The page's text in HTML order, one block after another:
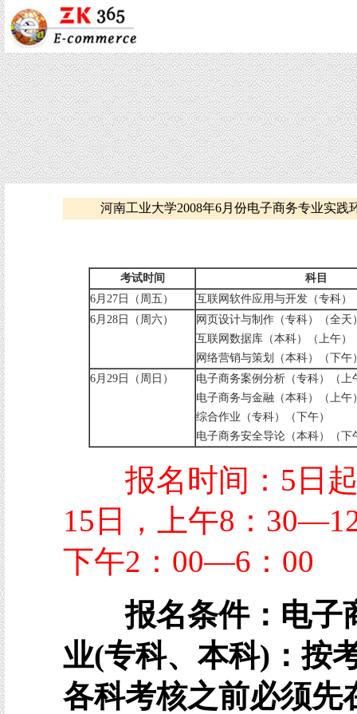
河南工业大学2008年6月份电子商务专业实践
考试时间
科目
6月27日（周五）
互联网软件应用与开发（专科）
6月28日（周六）
网页设计与制作（专科）（全天
互联网数据库（本科）（上午）
网络营销与策划（本科）（下午
6月29日（周日）
电子商务案例分析（专科）（上
电子商务与金融（本科）（上午
综合作业（专科）（下午）
电子商务安全导论（本科）（下
报名时间：5日
15日，上午8：
下午2：00—6：00
报名条件：电子
业(专科、本科)：按
各科考核之前必须先